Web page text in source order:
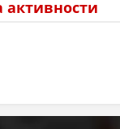
активности